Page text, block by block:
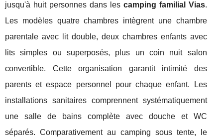
jusqu'à huit personnes dans les camping familial Vias.
Les modèles quatre chambres intègrent une chambre
parentale avec lit double, deux chambres enfants avec
lits simples ou superposés, plus un coin nuit salon
convertible. Cette organisation garantit intimité des
parents et espace personnel pour chaque enfant. Les
installations sanitaires comprennent systématiquement
une salle de bains complète avec douche et WC
séparés. Comparativement au camping sous tente, le